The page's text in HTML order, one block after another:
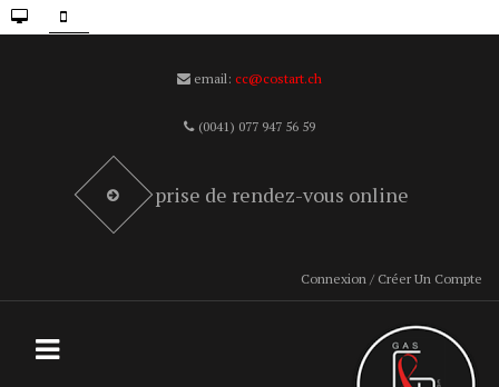
email:cc@costart.ch
(0041) 077 947 56 59
prise de rendez-vous online
Connexion / Créer Un Compte